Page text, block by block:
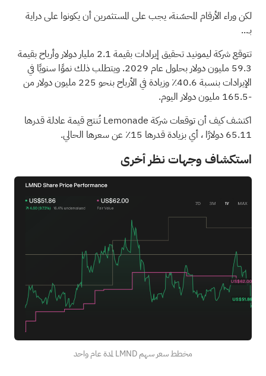
لكن وراء الأرقام المحسّنة، يجب على المستثمرين أن يكونوا على دراية
بـ...
تتوقع شركة ليمونيد تحقيق إيرادات بقيمة 2.1 مليار دولار وأرباح بقيمة
59.3 مليون دولار بحلول عام 2029. ويتطلب ذلك نموًا سنويًا في
الإيرادات بنسبة 40.6٪ وزيادة في الأرباح بنحو 225 مليون دولار من
-165.5 مليون دولار اليوم.
اكتشف كيف أن توقعات شركة Lemonade تُنتج قيمة عادلة قدرها
65.11 دولارًا
، أي بزيادة قدرها 15٪ عن سعرها الحالي.
استكشاف وجهات نظر أخرى
مخطط سعر سهم LMND لمدة عام واحد